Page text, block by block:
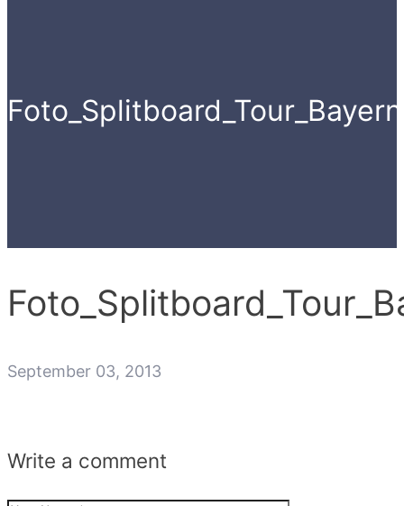
September 03, 2013
Write a comment